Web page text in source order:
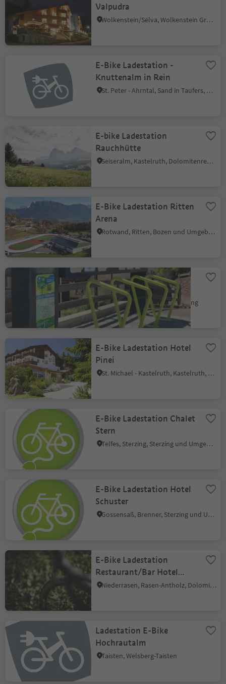
Valpudra
Wolkenstein/Sëlva, Wolkenstein Gröden, Dolomitenregion Gröden
E-Bike Ladestation -
Knuttenalm in Rein
St. Peter - Ahrntal, Sand in Taufers, Ahrntal
E-bike Ladestation
Rauchhütte
Seiseralm, Kastelruth, Dolomitenregion Seiser Alm
E-Bike Ladestation Ritten
Arena
Rotwand, Ritten, Bozen und Umgebung
E-Bike Ladestation
Jenesien
Jenesien, Bozen und Umgebung
E-Bike Ladestation Hotel
Pinei
St. Michael - Kastelruth, Kastelruth, Dolomitenregion Seiser Alm
E-Bike Ladestation Chalet
Stern
Telfes, Sterzing, Sterzing und Umgebung
E-Bike Ladestation Hotel
Schuster
Gossensaß, Brenner, Sterzing und Umgebung
E-Bike Ladestation
Restaurant/Bar Hotel
Brunnerhof
Niederrasen, Rasen-Antholz, Dolomitenregion Kronplatz
Ladestation E-Bike
Hochrautalm
Taisten, Welsberg-Taisten